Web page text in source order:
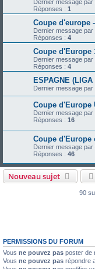
Dernier message par
Réponses : 1
Coupe d'europe
Dernier message par
Réponses : 4
Coupe d'Europe
Dernier message par
Réponses : 4
ESPAGNE
Dernier message par
Coupe d'Europe
Dernier message par
Réponses : 16
Coupe d'Europe
Dernier message par
Réponses : 46
Nouveau sujet
90
PERMISSIONS DU FORUM
Vous ne pouvez pas poster de
Vous ne pouvez pas répondre